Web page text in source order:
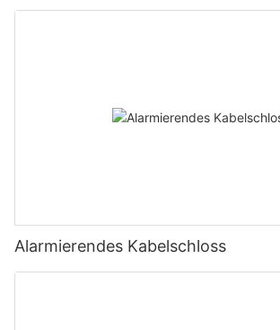
Alarmierendes Kabelschloss